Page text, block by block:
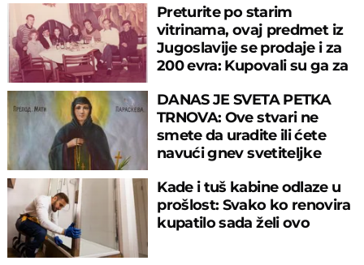
Preturite po starim
vitrinama, ovaj predmet iz
Jugoslavije se prodaje i za
200 evra: Kupovali su ga za
DANAS JE SVETA PETKA
TRNOVA: Ove stvari ne
smete da uradite ili ćete
navući gnev svetiteljke
Kade i tuš kabine odlaze u
prošlost: Svako ko renovira
kupatilo sada želi ovo